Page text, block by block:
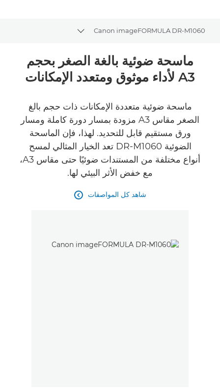
Canon imageFORMULA DR-M1060
Toggle breadcrumbs
نظرة عامة
المواصفات
ماسحة ضوئية بالغة الصغر بحجم
A3 لأداء موثوق ومتعدد الإمكانات
ماسحة ضوئية متعددة الإمكانات ذات حجم بالغ
الصغر مقاس A3 مزودة بمسار دورة كاملة ومسار
ورق مستقيم قابل للتحديد. لهذا، فإن الماسحة
الضوئية DR-M1060 تعد الخيار المثالي لمسح
أنواع مختلفة من المستندات ضوئيًا حتى مقاس A3،
مع خفض الأثر البيئي لها.
شاهد كل المواصفات 